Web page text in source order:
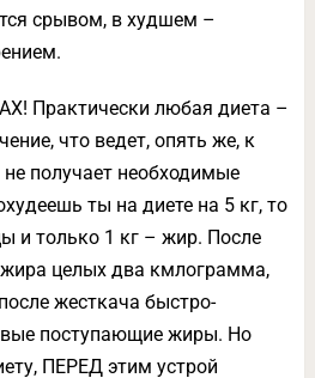
срывом, в худшем –
Практически любая диета –
что ведет, опять же, к
получает необходимые
ты на диете на 5 кг, то
и только 1 кг – жир. После
жира целых два кмлограмма,
жесткача быстро-
поступающие жиры. Но
ПЕРЕД этим устрой